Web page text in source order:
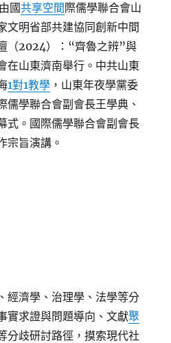
國共享空間 際儒學聯合會山
文明省部共建協同創新中間
（2024）：“齊魯之辨”與
在山東濟南舉行。中共山東
1對1教學 ，山東年夜學黨委
儒學聯合會副會長王學典、
式。國際儒學聯合會副會長
宗旨演講。
經濟學、治理學、法學等分
實求證與問題導向、文獻聚
分歧研討路徑，摸索現代社